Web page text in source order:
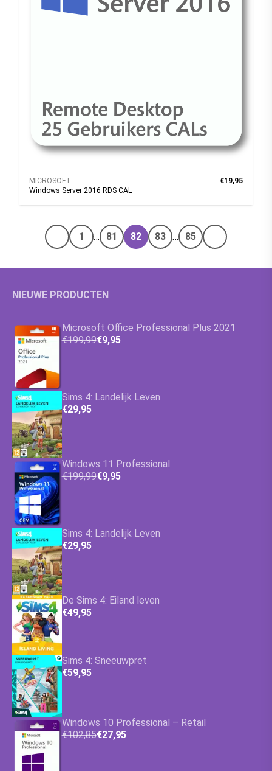
MICROSOFT
Windows Server 2016 RDS CAL
€19,95
Vorige pagina
1 … 81 82 83 … 85
Volgende
NIEUWE PRODUCTEN
Microsoft Office Professional Plus 2021
€199,99€9,95
Sims 4: Landelijk Leven
€29,95
Windows 11 Professional
€199,99€9,95
Sims 4: Landelijk Leven
€29,95
De Sims 4: Eiland leven
€49,95
Sims 4: Sneeuwpret
€59,95
Windows 10 Professional – Retail
€102,85€27,95